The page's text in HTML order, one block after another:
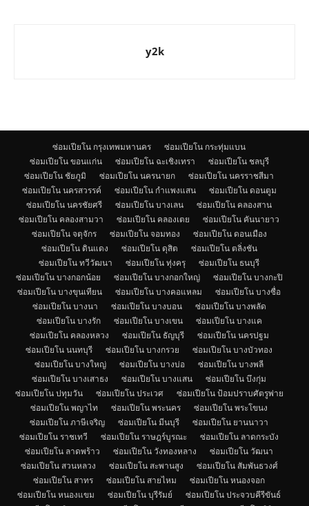
y2k
ซ่อมเปียโน กรุงเทพมหานคร
ซ่อมเปียโน กระทุ่มแบน
ซ่อมเปียโน ขอนแก่น
ซ่อมเปียโน ฉะเชิงเทรา
ซ่อมเปียโน ชลบุรี
ซ่อมเปียโน ชัยภูมิ
ซ่อมเปียโน นครนายก
ซ่อมเปียโน นครราชสีมา
ซ่อมเปียโน นครสวรรค์
ซ่อมเปียโน กำแพงแสน
ซ่อมเปียโน ดอนตูม
ซ่อมเปียโน นครชัยศรี
ซ่อมเปียโน บางเลน
ซ่อมเปียโน คลองสาน
ซ่อมเปียโน คลองสามวา
ซ่อมเปียโน คลองเตย
ซ่อมเปียโน คันนายาว
ซ่อมเปียโน จตุจักร
ซ่อมเปียโน จอมทอง
ซ่อมเปียโน ดอนเมือง
ซ่อมเปียโน ดินแดง
ซ่อมเปียโน ดุสิต
ซ่อมเปียโน ตลิ่งชัน
ซ่อมเปียโน ทวีวัฒนา
ซ่อมเปียโน ทุ่งครุ
ซ่อมเปียโน ธนบุรี
ซ่อมเปียโน บางกอกน้อย
ซ่อมเปียโน บางกอกใหญ่
ซ่อมเปียโน บางกะปิ
ซ่อมเปียโน บางขุนเทียน
ซ่อมเปียโน บางคอแหลม
ซ่อมเปียโน บางซื่อ
ซ่อมเปียโน บางนา
ซ่อมเปียโน บางบอน
ซ่อมเปียโน บางพลัด
ซ่อมเปียโน บางรัก
ซ่อมเปียโน บางเขน
ซ่อมเปียโน บางแค
ซ่อมเปียโน คลองหลวง
ซ่อมเปียโน ธัญบุรี
ซ่อมเปียโน นครปฐม
ซ่อมเปียโน นนทบุรี
ซ่อมเปียโน บางกรวย
ซ่อมเปียโน บางบัวทอง
ซ่อมเปียโน บางใหญ่
ซ่อมเปียโน บางบ่อ
ซ่อมเปียโน บางพลี
ซ่อมเปียโน บางเสาธง
ซ่อมเปียโน บางแสน
ซ่อมเปียโน บึงกุ่ม
ซ่อมเปียโน ปทุมวัน
ซ่อมเปียโน ประเวศ
ซ่อมเปียโน ป้อมปราบศัตรูพ่าย
ซ่อมเปียโน พญาไท
ซ่อมเปียโน พระนคร
ซ่อมเปียโน พระโขนง
ซ่อมเปียโน ภาษีเจริญ
ซ่อมเปียโน มีนบุรี
ซ่อมเปียโน ยานนาวา
ซ่อมเปียโน ราชเทวี
ซ่อมเปียโน ราษฎร์บูรณะ
ซ่อมเปียโน ลาดกระบัง
ซ่อมเปียโน ลาดพร้าว
ซ่อมเปียโน วังทองหลาง
ซ่อมเปียโน วัฒนา
ซ่อมเปียโน สวนหลวง
ซ่อมเปียโน สะพานสูง
ซ่อมเปียโน สัมพันธวงศ์
ซ่อมเปียโน สาทร
ซ่อมเปียโน สายไหม
ซ่อมเปียโน หนองจอก
ซ่อมเปียโน หนองแขม
ซ่อมเปียโน บุรีรัมย์
ซ่อมเปียโน ประจวบคีรีขันธ์